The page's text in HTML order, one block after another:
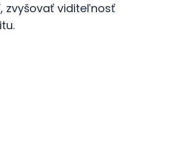
zvyšovať viditeľnosť